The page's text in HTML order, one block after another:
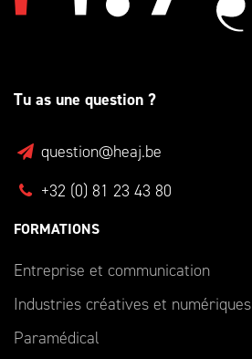
Tu as une question ?
question@heaj.be
+32 (0) 81 23 43 80
FORMATIONS
Entreprise et communication
Industries créatives et numériques
Paramédical